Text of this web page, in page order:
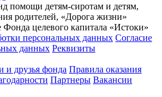
помощи детям-сиротам и детям,
родителей, «Дорога жизни»
целевого капитала «Истоки»
персональных данных Согласие
данных Реквизиты
и друзья фонда Правила оказания
Партнеры Вакансии